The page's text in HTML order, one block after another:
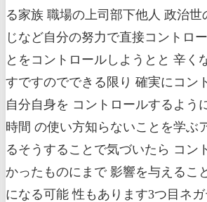
る家族 職場の上司部下他人 政治世
じなど自分の努力で直接コントロ
とをコントロールしようとと 辛く
すですのでできる限り 確実にコン
自分自身を コントロールするよう
時間 の使い方知らないことを学ぶ
るそうすることで気づいたら コン
かったものにまで 影響を与えるこ
になる可能 性もあります3つ目ネ